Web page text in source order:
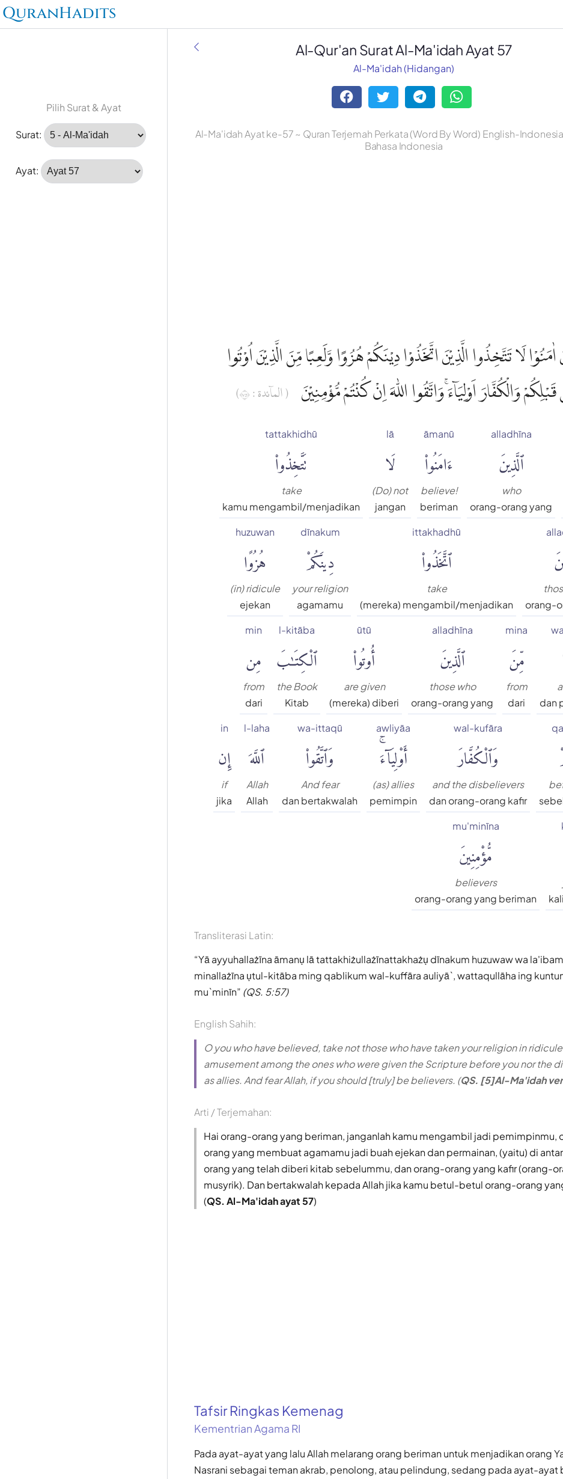
QuranHadits
Pilih Surat & Ayat
Surat:
Ayat:
Al-Qur'an Surat Al-Ma'idah Ayat 57
Al-Ma'idah (Hidangan)
Al-Ma'idah Ayat ke-57 ~ Quran Terjemah Perkata (Word By Word) English-
Bahasa Indonesia
اٰمَنُوْا لَا تَتَّخِذُوا الَّذِيْنَ اتَّخَذُوْا دِيْنَكُمْ هُزُوًا وَّلَعِبًا مِّنَ الَّذِيْنَ اُوْتُوا
وَالْكُفَّارَ اَوْلِيَاۤءَۚ وَاتَّقُوا اللّٰهَ اِنْ كُنْتُمْ مُّؤْمِنِيْنَ
( الماۤئدة : ٥٧)
alladhīna
ٱلَّذِينَ
who
orang-orang yang
āmanū
ءَامَنُوا۟
believe!
beriman
lā
لَا
(Do) not
jangan
tattakhidhū
تَتَّخِذُوا۟
take
kamu mengambil/menjadikan
orang-
ittakhadhū
ٱتَّخَذُوا۟
take
(mereka) mengambil/menjadikan
dīnakum
دِينَكُمْ
your religion
agamamu
huzuwan
هُزُوًا
(in) ridicule
ejekan
dan
mina
مِّنَ
from
dari
alladhīna
ٱلَّذِينَ
those who
orang-orang yang
ūtū
أُوتُوا۟
are given
(mereka) diberi
l-kitāba
ٱلْكِتَٰبَ
the Book
Kitab
min
مِن
from
dari
wal-kufāra
وَٱلْكُفَّارَ
and the disbelievers
dan orang-orang kafir
awliyāa
أَوْلِيَآءَۚ
(as) allies
pemimpin
wa-ittaqū
وَٱتَّقُوا۟
And fear
dan bertakwalah
l-laha
ٱللَّهَ
Allah
Allah
in
إِن
if
jika
mu'minīna
مُّؤْمِنِينَ
believers
orang-orang yang beriman
Transliterasi Latin:
Yā ayyuhallażīna āmanụ lā tattakhiżullażīnattakhażụ dīnakum huzuwaw wa la'ibam
minallażīna ụtul-kitāba ming qablikum wal-kuffāra auliyā`, wattaqullāha ing
mu`minīn (QS. 5:57)
English Sahih:
O you who have believed, take not those who have taken your religion in
amusement among the ones who were given the Scripture before you nor the
as allies. And fear Allah, if you should [truly] be believers. (QS. [5]Al-Ma'idah
Arti / Terjemahan:
Hai orang-orang yang beriman, janganlah kamu mengambil jadi pemimpinmu,
orang yang membuat agamamu jadi buah ejekan dan permainan, (yaitu) di
orang yang telah diberi kitab sebelummu, dan orang-orang yang kafir (orang-
musyrik). Dan bertakwalah kepada Allah jika kamu betul-betul orang-orang
(QS. Al-Ma'idah ayat 57)
Tafsir Ringkas Kemenag
Kementrian Agama RI
Pada ayat-ayat yang lalu Allah melarang orang beriman untuk menjadikan orang
Nasrani sebagai teman akrab, penolong, atau pelindung, sedang pada ayat-ayat